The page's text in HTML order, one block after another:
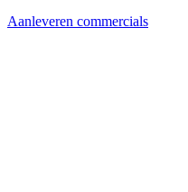
Aanleveren commercials